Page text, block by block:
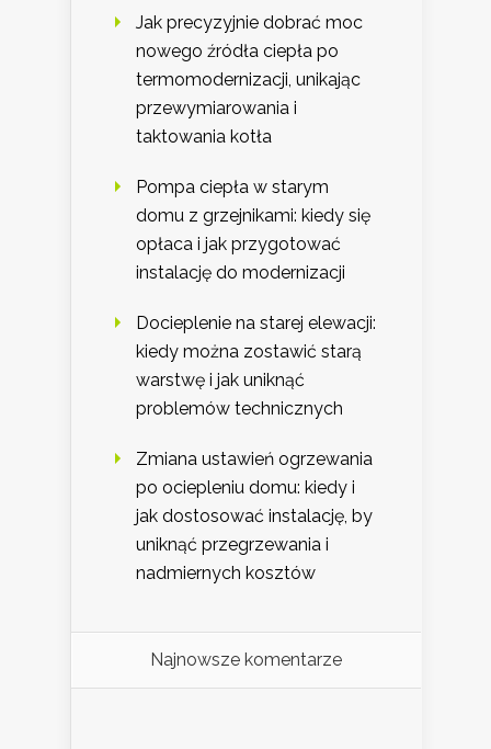
Jak precyzyjnie dobrać moc
nowego źródła ciepła po
termomodernizacji, unikając
przewymiarowania i
taktowania kotła
Pompa ciepła w starym
domu z grzejnikami: kiedy się
opłaca i jak przygotować
instalację do modernizacji
Docieplenie na starej elewacji:
kiedy można zostawić starą
warstwę i jak uniknąć
problemów technicznych
Zmiana ustawień ogrzewania
po ociepleniu domu: kiedy i
jak dostosować instalację, by
uniknąć przegrzewania i
nadmiernych kosztów
Najnowsze komentarze